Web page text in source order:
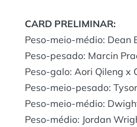
CARD PRELIMINAR:
Peso-meio-médio: Dean
Peso-pesado: Marcin
Peso-galo: Aori Qileng x
Peso-meio-pesado:
Peso-meio-médio:
Peso-médio: Jordan